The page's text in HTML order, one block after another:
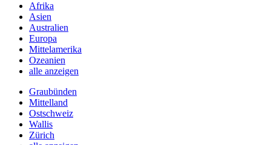
Afrika
Asien
Australien
Europa
Mittelamerika
Ozeanien
alle anzeigen
Graubünden
Mittelland
Ostschweiz
Wallis
Zürich